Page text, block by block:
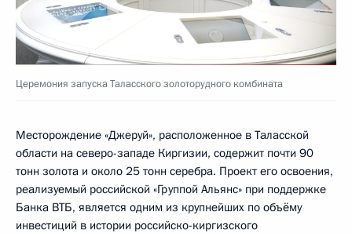
Церемония запуска Таласского золоторудного комбината
Месторождение «Джеруй», расположенное в Таласской
области на северо-западе Киргизии, содержит почти 90
тонн золота и около 25 тонн серебра. Проект его освоения,
реализуемый российской «Группой Альянс» при поддержке
Банка ВТБ, является одним из крупнейших по объёму
инвестиций в истории российско-киргизского